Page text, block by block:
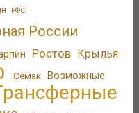
РФС
России
Ростов
Крылья
Семак Возможные